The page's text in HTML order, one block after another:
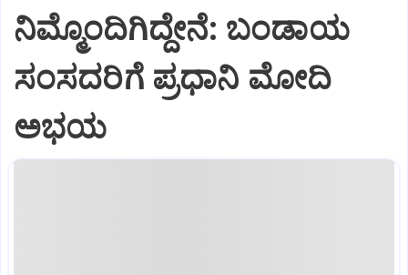
ನಿಮ್ಮೊಂದಿಗಿದ್ದೇನೆ: ಬಂಡಾಯ
ಸಂಸದರಿಗೆ ಪ್ರಧಾನಿ ಮೋದಿ
ಅಭಯ